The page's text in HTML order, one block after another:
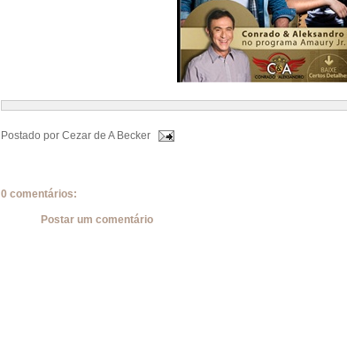
Postado por Cezar de A Becker
0 comentários:
Postar um comentário